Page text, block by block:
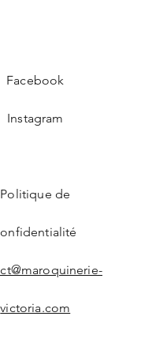
Facebook
Instagram
Politique de
victoria.com